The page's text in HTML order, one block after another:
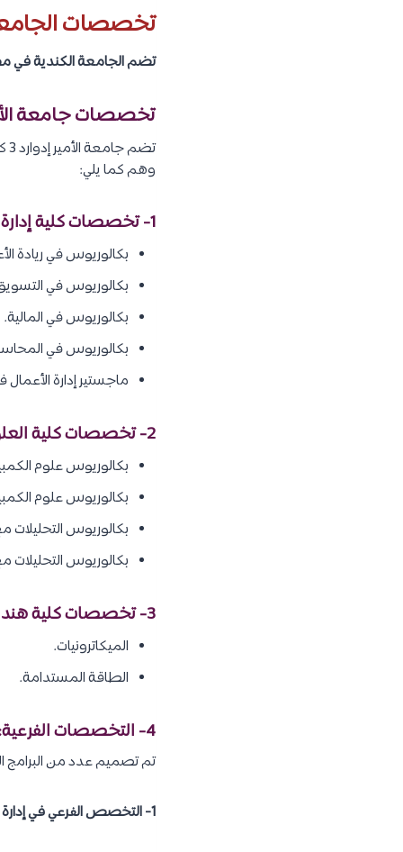
تخصصات
تضم الجامعة الكندية في
تخصصات جامعة
وهم كما يلي:
1- تخصصات كلية إدارة الأعمال:
بكالوريوس في ريادة
بكالوريوس في
بكالوريوس في المالية.
بكالوريوس في
ماجستير إدارة الأعمال
2- تخصصات كلية العلوم الرياضية والحاسوبية:
بكالوريوس علوم
بكالوريوس علوم
بكالوريوس
بكالوريوس
3- تخصصات كلية هندسة التصميم المستدام:
الميكاترونيات.
الطاقة المستدامة.
4- التخصصات الفرعية:
تم تصميم عدد من البرامج
1- التخصص الفرعي في إدارة الأعمال: